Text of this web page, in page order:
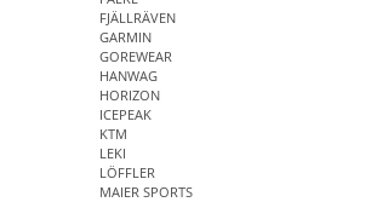
FJÄLLRÄVEN
GARMIN
GOREWEAR
HANWAG
HORIZON
ICEPEAK
KTM
LEKI
LÖFFLER
MAIER SPORTS